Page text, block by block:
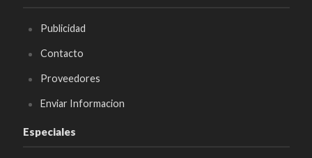
Publicidad
Contacto
Proveedores
Enviar Informacion
Especiales